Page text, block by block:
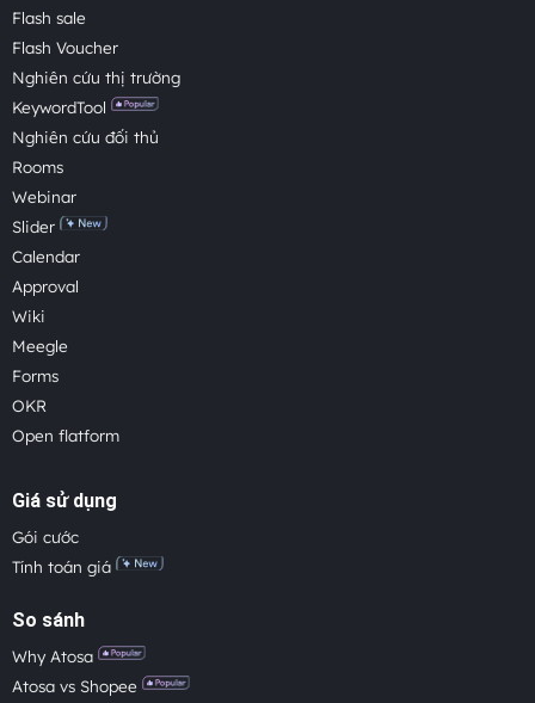
Flash sale
Flash Voucher
Nghiên cứu thị trường
KeywordTool
Nghiên cứu đối thủ
Rooms
Webinar
Slider
Calendar
Approval
Wiki
Meegle
Forms
OKR
Open flatform
Giá sử dụng
Gói cước
Tính toán giá
So sánh
Why Atosa
Atosa vs Shopee